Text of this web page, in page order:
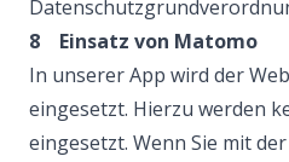
8 Einsatz von Matomo
In unserer App wird der
eingesetzt. Hierzu werden
eingesetzt. Wenn Sie mit